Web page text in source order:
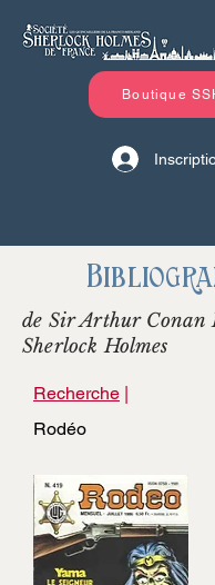
Boutique
de Sir Arthur Conan
Sherlock Holmes
Recherche |
Rodéo